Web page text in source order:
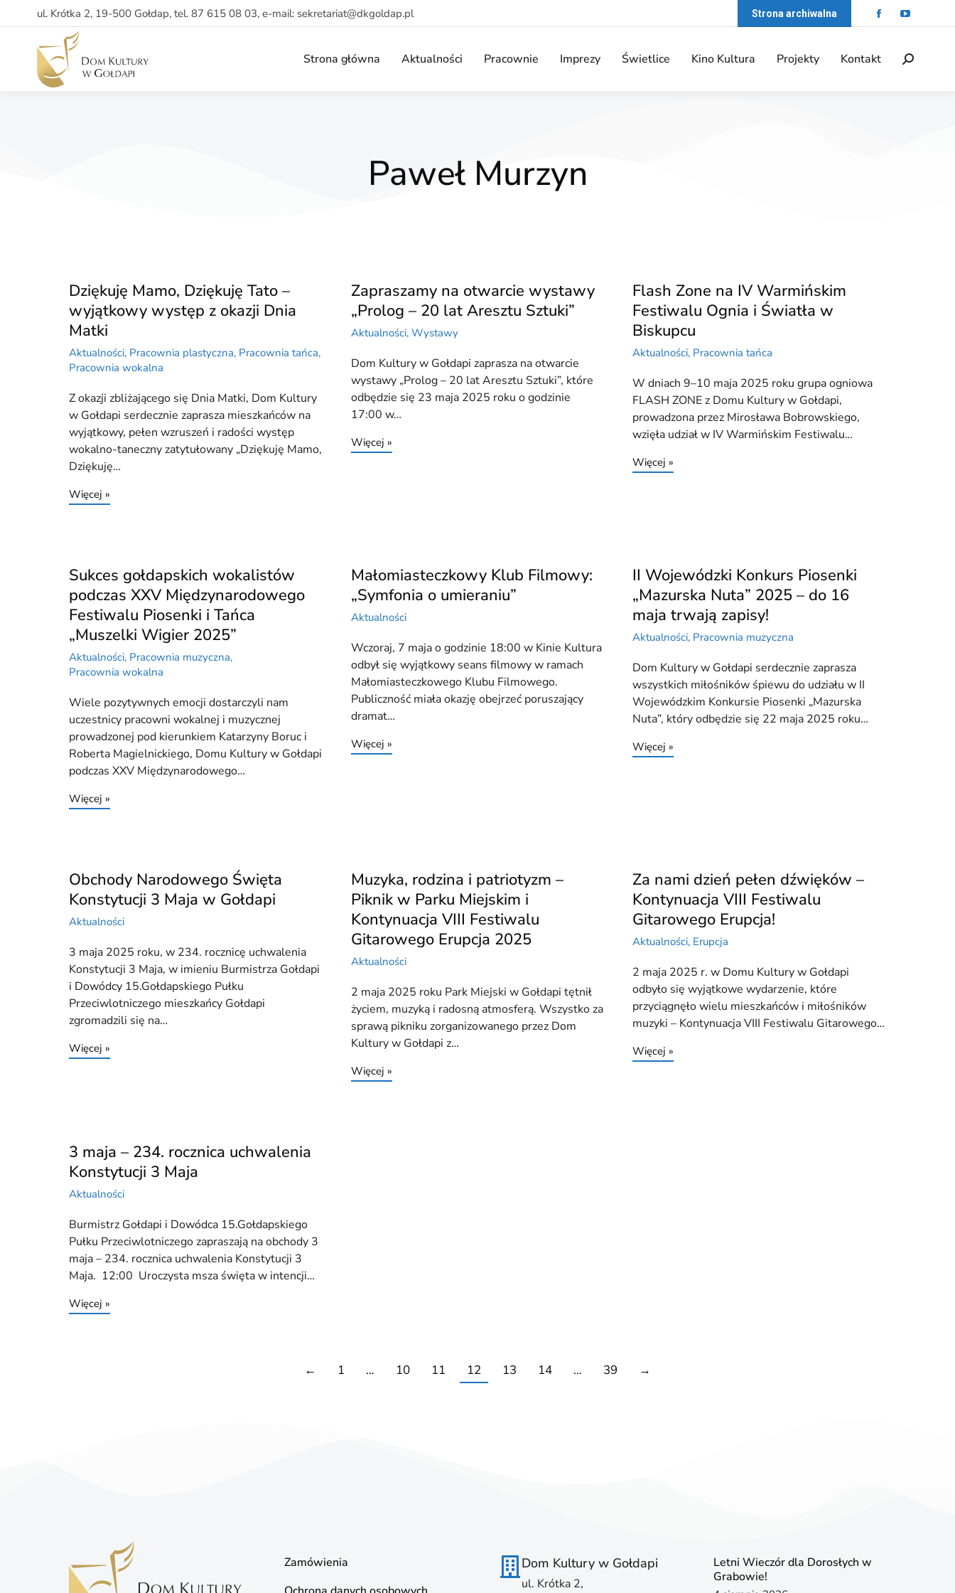
ul. Krótka 2, 19-500 Gołdap, tel. 87 615 08 03, e-mail: sekretariat@dkgoldap.pl Strona archiwalna
Strona główna Aktualności Pracownie Imprezy Świetlice Kino Kultura Projekty Kontakt
Paweł Murzyn
Dziękuję Mamo, Dziękuję Tato –
wyjątkowy występ z okazji Dnia
Matki
Aktualności, Pracownia plastyczna, Pracownia tańca,
Pracownia wokalna
Z okazji zbliżającego się Dnia Matki, Dom Kultury
w Gołdapi serdecznie zaprasza mieszkańców na
wyjątkowy, pełen wzruszeń i radości występ
wokalno-taneczny zatytułowany „Dziękuję Mamo,
Dziękuję…
Więcej »
Zapraszamy na otwarcie wystawy
„Prolog – 20 lat Aresztu Sztuki”
Aktualności, Wystawy
Dom Kultury w Gołdapi zaprasza na otwarcie
wystawy „Prolog – 20 lat Aresztu Sztuki”, które
odbędzie się 23 maja 2025 roku o godzinie
17:00 w…
Więcej »
Flash Zone na IV Warmińskim
Festiwalu Ognia i Światła w
Biskupcu
Aktualności, Pracownia tańca
W dniach 9–10 maja 2025 roku grupa ogniowa
FLASH ZONE z Domu Kultury w Gołdapi,
prowadzona przez Mirosława Bobrowskiego,
wzięła udział w IV Warmińskim Festiwalu…
Więcej »
Sukces gołdapskich wokalistów
podczas XXV Międzynarodowego
Festiwalu Piosenki i Tańca
„Muszelki Wigier 2025”
Aktualności, Pracownia muzyczna,
Pracownia wokalna
Wiele pozytywnych emocji dostarczyli nam
uczestnicy pracowni wokalnej i muzycznej
prowadzonej pod kierunkiem Katarzyny Boruc i
Roberta Magielnickiego, Domu Kultury w Gołdapi
podczas XXV Międzynarodowego…
Więcej »
Małomiasteczkowy Klub Filmowy:
„Symfonia o umieraniu”
Aktualności
Wczoraj, 7 maja o godzinie 18:00 w Kinie Kultura
odbył się wyjątkowy seans filmowy w ramach
Małomiasteczkowego Klubu Filmowego.
Publiczność miała okazję obejrzeć poruszający
dramat…
Więcej »
II Wojewódzki Konkurs Piosenki
„Mazurska Nuta” 2025 – do 16
maja trwają zapisy!
Aktualności, Pracownia muzyczna
Dom Kultury w Gołdapi serdecznie zaprasza
wszystkich miłośników śpiewu do udziału w II
Wojewódzkim Konkursie Piosenki „Mazurska
Nuta”, który odbędzie się 22 maja 2025 roku…
Więcej »
Obchody Narodowego Święta
Konstytucji 3 Maja w Gołdapi
Aktualności
3 maja 2025 roku, w 234. rocznicę uchwalenia
Konstytucji 3 Maja, w imieniu Burmistrza Gołdapi
i Dowódcy 15.Gołdapskiego Pułku
Przeciwlotniczego mieszkańcy Gołdapi
zgromadzili się na…
Więcej »
Muzyka, rodzina i patriotyzm –
Piknik w Parku Miejskim i
Kontynuacja VIII Festiwalu
Gitarowego Erupcja 2025
Aktualności
2 maja 2025 roku Park Miejski w Gołdapi tętnił
życiem, muzyką i radosną atmosferą. Wszystko za
sprawą pikniku zorganizowanego przez Dom
Kultury w Gołdapi z…
Więcej »
Za nami dzień pełen dźwięków –
Kontynuacja VIII Festiwalu
Gitarowego Erupcja!
Aktualności, Erupcja
2 maja 2025 r. w Domu Kultury w Gołdapi
odbyło się wyjątkowe wydarzenie, które
przyciągnęło wielu mieszkańców i miłośników
muzyki – Kontynuacja VIII Festiwalu Gitarowego…
Więcej »
3 maja – 234. rocznica uchwalenia
Konstytucji 3 Maja
Aktualności
Burmistrz Gołdapi i Dowódca 15.Gołdapskiego
Pułku Przeciwlotniczego zapraszają na obchody 3
maja – 234. rocznica uchwalenia Konstytucji 3
Maja. 12:00 Uroczysta msza święta w intencji…
Więcej »
← 1 … 10 11 12 13 14 … 39 →
Zamówienia
Dom Kultury w Gołdapi
ul. Krótka 2,
Letni Wieczór dla Dorosłych w
Grabowie!